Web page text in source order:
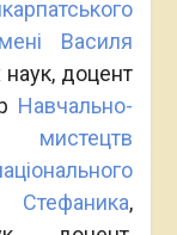
Василя
доцент
Навчально-
Стефаника,